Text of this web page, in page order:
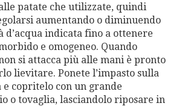
patate che utilizzate, quindi
aumentando o diminuendo
d’acqua indicata fino a ottenere
e omogeneo. Quando
si attacca più alle mani è pronto
lievitare. Ponete l’impasto sulla
e copritelo con un grande
o tovaglia, lasciandolo riposare in